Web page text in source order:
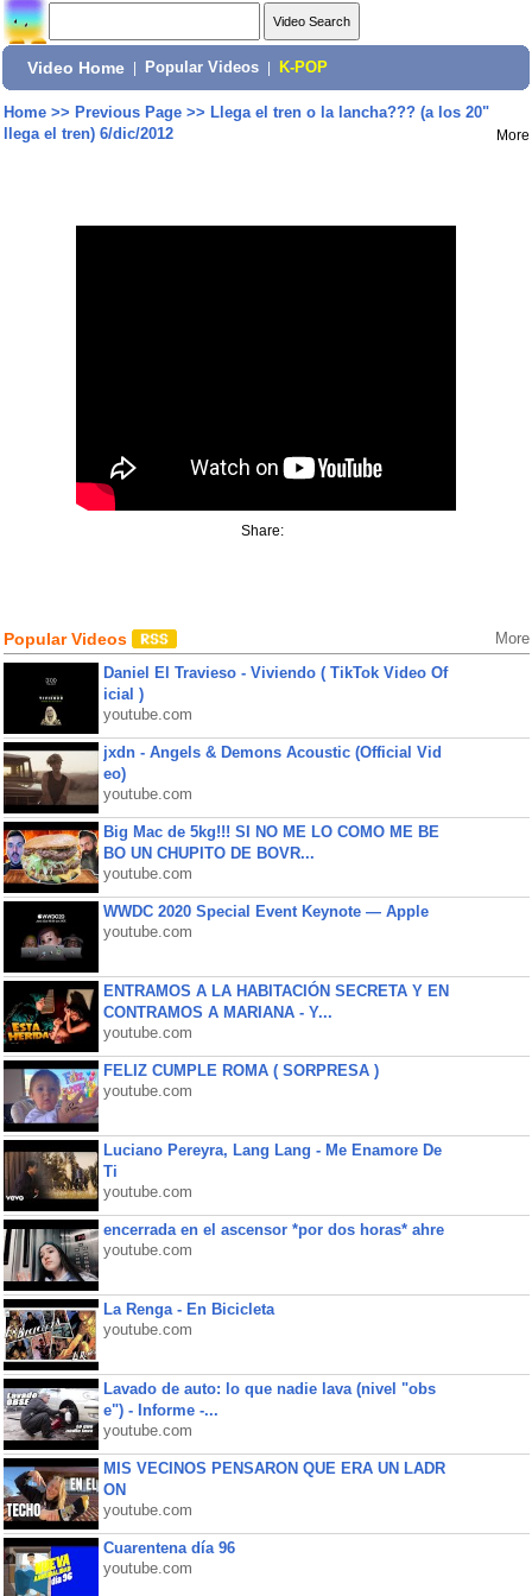
Video Home Popular Videos K-POP
Home>> Previous Page>> Llega el tren o la lancha??? (a los 20"
llega el tren) 6/dic/2012
More
Share:
Popular Videos More
Daniel El Travieso - Viviendo ( TikTok Video Of
icial )
youtube.com
jxdn - Angels & Demons Acoustic (Official Vid
eo)
youtube.com
Big Mac de 5kg!!! SI NO ME LO COMO ME BE
BO UN CHUPITO DE BOVR...
youtube.com
WWDC 2020 Special Event Keynote — Apple
youtube.com
ENTRAMOS A LA HABITACIÓN SECRETA Y EN
CONTRAMOS A MARIANA - Y...
youtube.com
FELIZ CUMPLE ROMA ( SORPRESA )
youtube.com
Luciano Pereyra, Lang Lang - Me Enamore De
Ti
youtube.com
encerrada en el ascensor *por dos horas* ahre
youtube.com
La Renga - En Bicicleta
youtube.com
Lavado de auto: lo que nadie lava (nivel "obs
e") - Informe -...
youtube.com
MIS VECINOS PENSARON QUE ERA UN LADR
ON
youtube.com
Cuarentena día 96
youtube.com